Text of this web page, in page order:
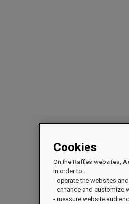
Cookies
On the Raffles websites,
in order to :
- operate the websites
- enhance and customize
- measure website